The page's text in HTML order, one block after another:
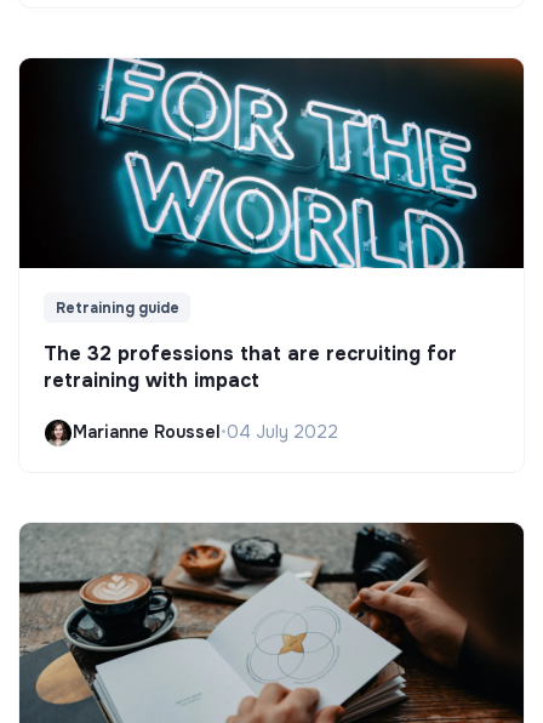
Retraining guide
The 32 professions that are recruiting for
retraining with impact
Marianne Roussel•04 July 2022